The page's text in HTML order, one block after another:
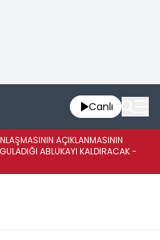
Canlı
AÇIKLANMASININ
ABLUKAYI KALDIRACAK -